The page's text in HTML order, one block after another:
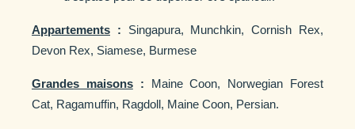
Appartements : Singapura, Munchkin, Cornish Rex,
Devon Rex, Siamese, Burmese
Grandes maisons: Maine Coon, Norwegian Forest
Cat, Ragamuffin, Ragdoll, Maine Coon, Persian.